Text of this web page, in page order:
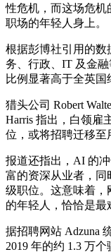
性危机，而这场危机
职场的年轻人身上。
根据彭博社引用的数
务、行政、IT 及金
比例显著高于全英国
猎头公司 Robert
Harris 指出，白领雇
位，或将招聘迁移至
报道还指出，AI 的
富的资深从业者，同
级职位。这意味着，
的年轻人，恰恰是最
据招聘网站 Adzuna
2019 年的约 1.3 万